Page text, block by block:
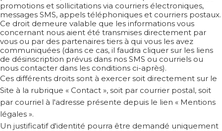
promotions et sollicitations via courriers électroniques,
messages SMS, appels téléphoniques et courriers postaux.
Ce droit demeure valable que les informations vous
concernant nous aient été transmises directement par
vous ou par des partenaires tiers à qui vous les avez
communiquées (dans ce cas, il faudra cliquer sur les liens
de désinscription prévus dans nos SMS ou courriels ou
nous contacter dans les conditions ci-après).
Ces différents droits sont à exercer soit directement sur le
Site à la rubrique « Contact », soit par courrier postal, soit
par courriel à l'adresse présente depuis le lien « Mentions
légales ».
Un justificatif d'identité pourra être demandé uniquement